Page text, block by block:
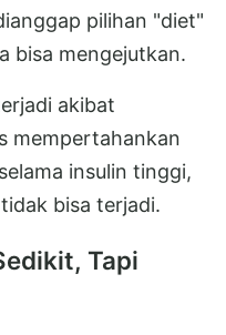
pilihan "diet"
bisa mengejutkan.
akibat
mempertahankan
insulin tinggi,
bisa terjadi.
Tapi